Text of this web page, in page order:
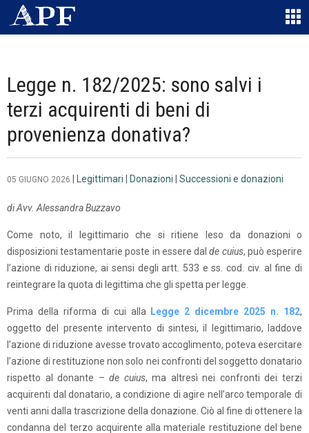
Legge n. 182/2025: sono salvi i
terzi acquirenti di beni di
provenienza donativa?
05 GIUGNO 2026 Legittimari Donazioni Successioni e donazioni
di Avv. Alessandra Buzzavo
Come noto, il legittimario che si ritiene leso da donazioni o
disposizioni testamentarie poste in essere dalde cuius, può esperire
l’azione di riduzione, ai sensi degli artt. 533 e ss. cod. civ. al fine di
reintegrare la quota di legittima che gli spetta per legge.
Prima della riforma di cui alla Legge 2 dicembre 2025 n. 182,
oggetto del presente intervento di sintesi, il legittimario, laddove
l’azione di riduzione avesse trovato accoglimento, poteva esercitare
l’azione di restituzione non solo nei confronti del soggetto donatario
rispetto al donante –de cuius, ma altresì nei confronti dei terzi
acquirenti dal donatario, a condizione di agire nell’arco temporale di
venti anni dalla trascrizione della donazione. Ciò al fine di ottenere la
condanna del terzo acquirente alla materiale restituzione del bene